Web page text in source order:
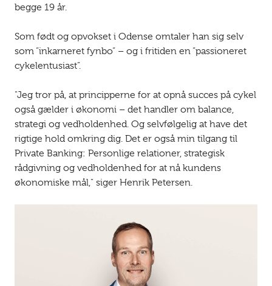
begge 19 år.
Som født og opvokset i Odense omtaler han sig selv
som ”inkarneret fynbo” – og i fritiden en ”passioneret
cykelentusiast”.
"Jeg tror på, at principperne for at opnå succes på cykel
også gælder i økonomi – det handler om balance,
strategi og vedholdenhed. Og selvfølgelig at have det
rigtige hold omkring dig. Det er også min tilgang til
Private Banking: Personlige relationer, strategisk
rådgivning og vedholdenhed for at nå kundens
økonomiske mål," siger Henrik Petersen.